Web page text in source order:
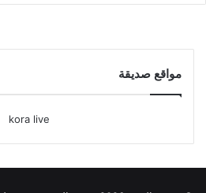
مواقع صديقة
kora live